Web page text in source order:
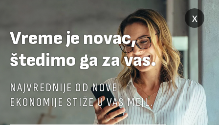
x
Vreme je novac,
štedimo ga za vas.
NAJVREDNIJE OD NOVE
EKONOMIJE STIŽE U VAŠ MEJL.